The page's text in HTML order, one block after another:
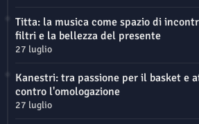
Titta: la musica come spazio di
filtri e la bellezza del presente
27 luglio
Kanestri: tra passione per il basket e
contro l'omologazione
27 luglio